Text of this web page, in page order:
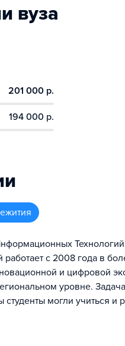
вуза
201 000 р.
194 000 р.
работает с 2008 года в
и цифровой
уровне.
могли учиться и